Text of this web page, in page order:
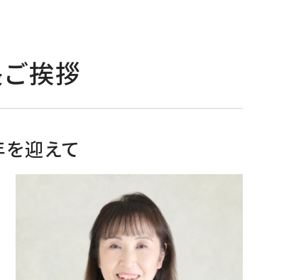
挨拶
迎えて